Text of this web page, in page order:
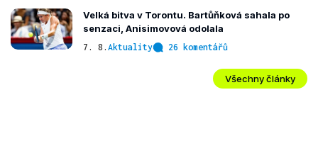
Velká bitva v Torontu. Bartůňková sahala po
senzaci, Anisimovová odolala
7. 8. Aktuality 26 komentářů
Všechny články